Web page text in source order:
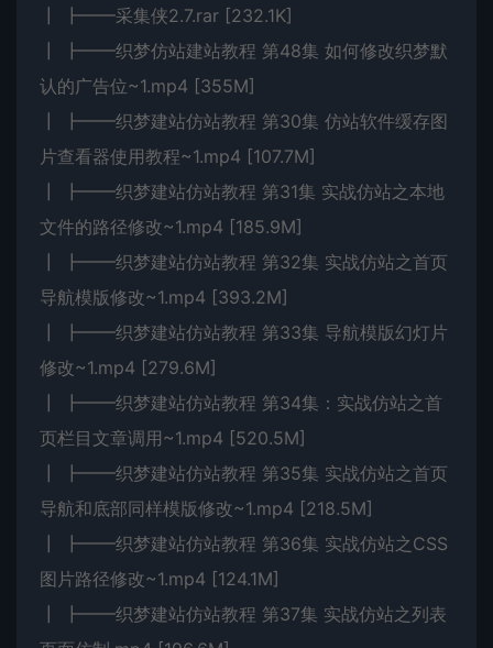
┃ ┣━━采集侠2.7.rar [232.1K]
┃ ┣━━织梦仿站建站教程 第48集 如何修改织梦默
认的广告位~1.mp4 [355M]
┃ ┣━━织梦建站仿站教程 第30集 仿站软件缓存图
片查看器使用教程~1.mp4 [107.7M]
┃ ┣━━织梦建站仿站教程 第31集 实战仿站之本地
文件的路径修改~1.mp4 [185.9M]
┃ ┣━━织梦建站仿站教程 第32集 实战仿站之首页
导航模版修改~1.mp4 [393.2M]
┃ ┣━━织梦建站仿站教程 第33集 导航模版幻灯片
修改~1.mp4 [279.6M]
┃ ┣━━织梦建站仿站教程 第34集：实战仿站之首
页栏目文章调用~1.mp4 [520.5M]
┃ ┣━━织梦建站仿站教程 第35集 实战仿站之首页
导航和底部同样模版修改~1.mp4 [218.5M]
┃ ┣━━织梦建站仿站教程 第36集 实战仿站之CSS
图片路径修改~1.mp4 [124.1M]
┃ ┣━━织梦建站仿站教程 第37集 实战仿站之列表